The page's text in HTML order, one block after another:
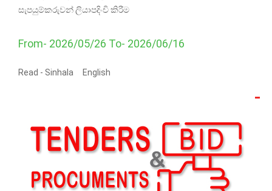
සැපයුම්කරුවන් ලියාපදිංචි කිරීම
From- 2026/05/26 To- 2026/06/16
Read - Sinhala English